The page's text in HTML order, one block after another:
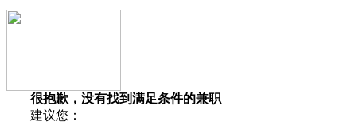
很抱歉，没有找到满足条件的兼职
建议您：